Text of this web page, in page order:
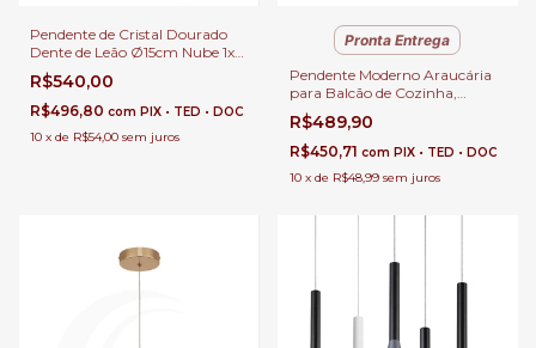
Pendente de Cristal Dourado
Dente de Leão Ø15cm Nube 1x
Lâmpada G9 Para Cabeceira
de Cama, Lavabo e Balcão de
Cozinha
R$540,00
R$496,80 com PIX • TED • DOC
10 x de R$54,00 sem juros
Pronta Entrega
Pendente Moderno Araucária
para Balcão de Cozinha,
Quartos, Sala de Estar e Área
Gourmet - GMH o P-
ARAUCARIA-GOLD
R$489,90
R$450,71 com PIX • TED • DOC
10 x de R$48,99 sem juros